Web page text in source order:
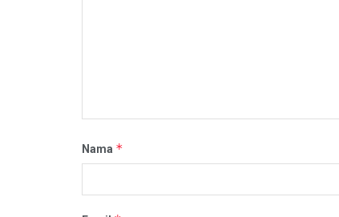
Nama *